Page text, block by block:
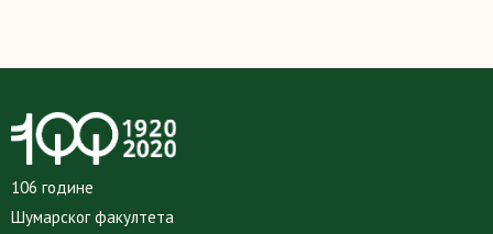
106 године
Шумарског факултета